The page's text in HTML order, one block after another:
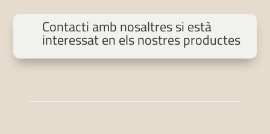
Contacti amb nosaltres si està
interessat en els nostres productes